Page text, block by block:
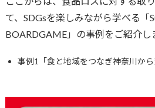
て、SDGsを楽しみながら学べる「
BOARDGAME」の事例をご紹介し
事例1「食と地域をつなぎ神奈川か